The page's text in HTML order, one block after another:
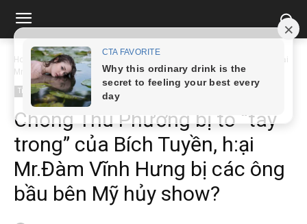
Home Tin tức
Chồng Thu Phương bị tó "tay trong" của Bích Tuyền, h:ại
Mr.Đàm...
Tin tức
Chồng Thu Phương bị tó “tay
trong” của Bích Tuyền, h:ại
Mr.Đàm Vĩnh Hưng bị các ông
bầu bên Mỹ hủy show?